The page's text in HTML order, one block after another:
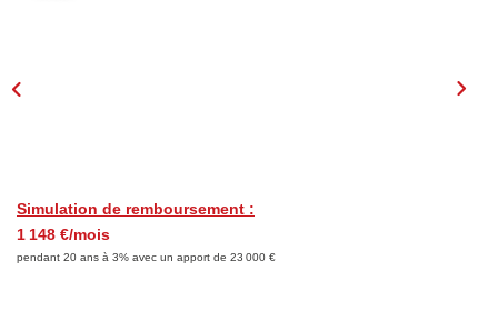
FAIRE GÉRER
Simulation de remboursement :
1 148 €/mois
pendant 20 ans à 3% avec un apport de 23 000 €